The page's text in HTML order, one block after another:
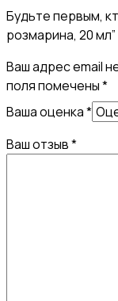
Будьте первым,
розмарина, 20 мл”
Ваш адрес email
поля помечены*
Ваша оценка*
Ваш отзыв*